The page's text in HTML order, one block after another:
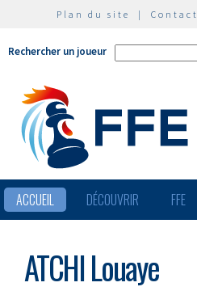
Plan du site | Contact
Rechercher un joueur
ACCUEIL DÉCOUVRIR FFE
ATCHI Louaye